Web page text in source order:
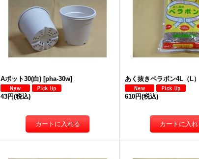
Aポット30(白) [pha-30w]
43円(税込)
あく抜きベラボン4L（L）
610円(税込)